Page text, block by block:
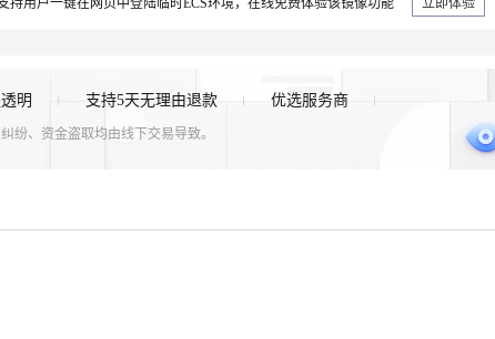
立即体验
明 支持5天无理由退款 优选服务商
纷、资金盗取均由线下交易导致。